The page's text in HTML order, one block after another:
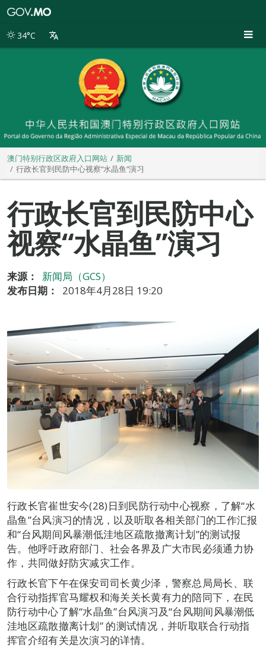
别
34°C
澳门特别行政区政府入口网站
新闻
行政长官到民防中心视察“水晶鱼”演习
行政长官到民防中心
视察“水晶鱼”演习
来源：
新闻局（GCS）
发布日期：
2018年4月28日 19:20
行政长官崔世安今(28)日到民防行动中心视察，了解“水
晶鱼”台风演习的情况，以及听取各相关部门的工作汇报
和“台风期间风暴潮低洼地区疏散撤离计划”的测试报
告。他呼吁政府部门、社会各界及广大市民必须通力协
作，共同做好防灾减灾工作。
行政长官下午在保安司司长黄少泽，警察总局局长、联
合行动指挥官马耀权和海关关长黄有力的陪同下，在民
防行动中心了解“水晶鱼”台风演习及“台风期间风暴潮低
洼地区疏散撤离计划” 的测试情况，并听取联合行动指
挥官介绍有关是次演习的详情。